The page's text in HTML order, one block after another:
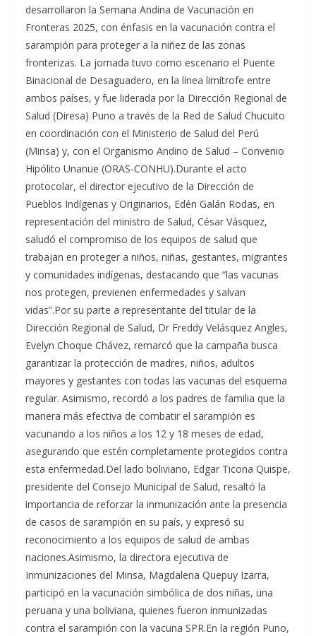
desarrollaron la Semana Andina de Vacunación en
Fronteras 2025, con énfasis en la vacunación contra el
sarampión para proteger a la niñez de las zonas
fronterizas. La jornada tuvo como escenario el Puente
Binacional de Desaguadero, en la línea limítrofe entre
ambos países, y fue liderada por la Dirección Regional de
Salud (Diresa) Puno a través de la Red de Salud Chucuito
en coordinación con el Ministerio de Salud del Perú
(Minsa) y, con el Organismo Andino de Salud – Convenio
Hipólito Unanue (ORAS-CONHU).Durante el acto
protocolar, el director ejecutivo de la Dirección de
Pueblos Indígenas y Originarios, Edén Galán Rodas, en
representación del ministro de Salud, César Vásquez,
saludó el compromiso de los equipos de salud que
trabajan en proteger a niños, niñas, gestantes, migrantes
y comunidades indígenas, destacando que “las vacunas
nos protegen, previenen enfermedades y salvan
vidas”.Por su parte a representante del titular de la
Dirección Regional de Salud, Dr Freddy Velásquez Angles,
Evelyn Choque Chávez, remarcó que la campaña busca
garantizar la protección de madres, niños, adultos
mayores y gestantes con todas las vacunas del esquema
regular. Asimismo, recordó a los padres de familia que la
manera más efectiva de combatir el sarampión es
vacunando a los niños a los 12 y 18 meses de edad,
asegurando que estén completamente protegidos contra
esta enfermedad.Del lado boliviano, Edgar Ticona Quispe,
presidente del Consejo Municipal de Salud, resaltó la
importancia de reforzar la inmunización ante la presencia
de casos de sarampión en su país, y expresó su
reconocimiento a los equipos de salud de ambas
naciones.Asimismo, la directora ejecutiva de
Inmunizaciones del Minsa, Magdalena Quepuy Izarra,
participó en la vacunación simbólica de dos niñas, una
peruana y una boliviana, quienes fueron inmunizadas
contra el sarampión con la vacuna SPR.En la región Puno,